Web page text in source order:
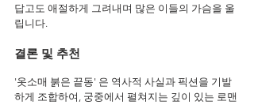
답고도 애절하게 그려내며 많은 이들의 가슴을 울
립니다.
결론 및 추천
'옷소매 붉은 끝동' 은 역사적 사실과 픽션을 기발
하게 조합하여, 궁중에서 펼쳐지는 깊이 있는 로맨